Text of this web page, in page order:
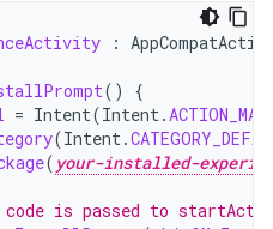
:
()
{
= Intent(Intent.
(Intent.
( your-installed-
code is passed to